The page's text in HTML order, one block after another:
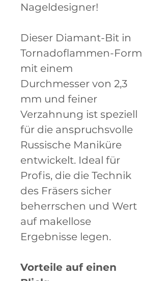
Nageldesigner!
Dieser Diamant-Bit in
Tornadoflammen-Form
mit einem
Durchmesser von 2,3
mm und feiner
Verzahnung ist speziell
für die anspruchsvolle
Russische Maniküre
entwickelt. Ideal für
Profis, die die Technik
des Fräsers sicher
beherrschen und Wert
auf makellose
Ergebnisse legen.
Vorteile auf einen